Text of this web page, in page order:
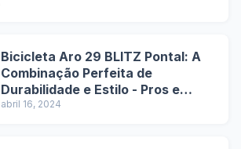
Bicicleta Aro 29 BLITZ Pontal: A
Combinação Perfeita de
Durabilidade e Estilo - Pros e
Contras
abril 16, 2024